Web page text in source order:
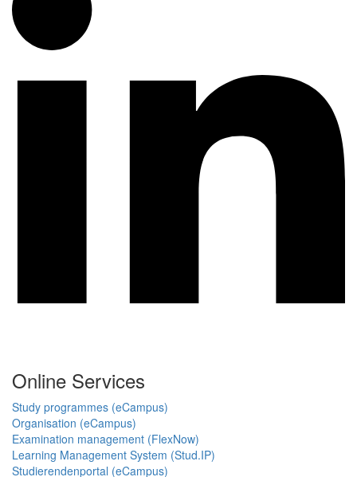
Online Services
Study programmes (eCampus)
Organisation (eCampus)
Examination management (FlexNow)
Learning Management System (Stud.IP)
Studierendenportal (eCampus)